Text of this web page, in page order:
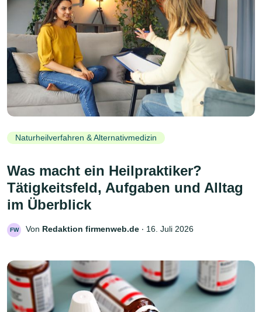
Naturheilverfahren & Alternativmedizin
Was macht ein Heilpraktiker?
Tätigkeitsfeld, Aufgaben und Alltag
im Überblick
FW Von Redaktion firmenweb.de ‧ 16. Juli 2026